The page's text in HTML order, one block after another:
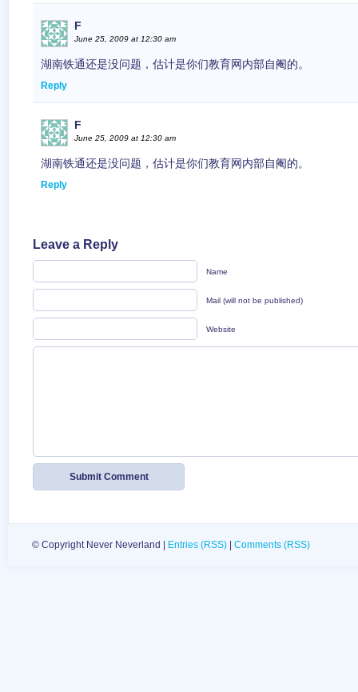
F
June 25, 2009 at 12:30 am
湖南铁通还是没问题，估计是你们教育网内部自阉的。
Reply
F
June 25, 2009 at 12:30 am
湖南铁通还是没问题，估计是你们教育网内部自阉的。
Reply
Leave a Reply
Name
Mail (will not be published)
Website
© Copyright Never Neverland | Entries (RSS) Comments (RSS)